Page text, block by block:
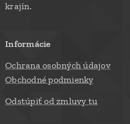
krajín.
Informácie
Ochrana osobných údajov
Obchodné podmienky
Odstúpiť od zmluvy tu